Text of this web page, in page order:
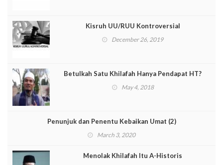
Kisruh UU/RUU Kontroversial
December 26, 2019
Betulkah Satu Khilafah Hanya Pendapat HT?
May 4, 2018
Penunjuk dan Penentu Kebaikan Umat (2)
March 3, 2020
Menolak Khilafah Itu A-Historis